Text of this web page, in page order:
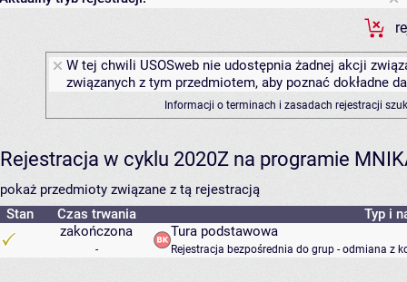
W tej chwili USOSweb nie udostępnia żadnej akcji
związanych z tym przedmiotem, aby poznać dokładne
Informacji o terminach i zasadach rejestracji
Rejestracja w cyklu 2020Z na programie
pokaż przedmioty związane z tą rejestracją
Stan
Czas trwania
Typ i
zakończona
-
Tura podstawowa
Rejestracja bezpośrednia do grup - odmiana z